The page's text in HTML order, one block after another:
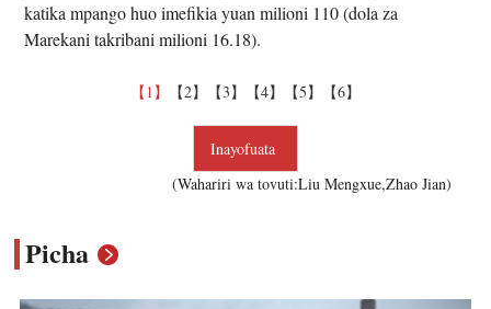
katika mpango huo imefikia yuan milioni 110 (dola za
Marekani takribani milioni 16.18).
【1】 【2】 【3】 【4】 【5】 【6】
Inayofuata
(Wahariri wa tovuti:Liu Mengxue,Zhao Jian)
Picha